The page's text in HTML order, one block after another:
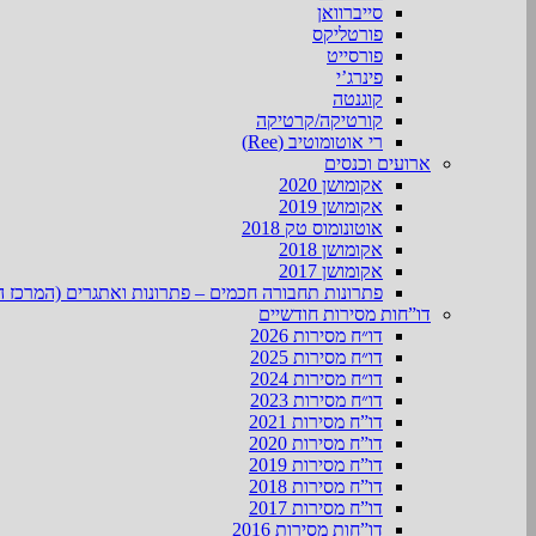
סייברוואן
פורטליקס
פורסייט
פינרג’י
קוגנטה
קורטיקה/קרטיקה
רי אוטומוטיב (Ree)
ארועים וכנסים
אקומושן 2020
אקומושן 2019
אוטונומוס טק 2018
אקומושן 2018
אקומושן 2017
פתרונות תחבורה חכמים – פתרונות ואתגרים (המרכז
דו”חות מסירות חודשיים
דו״ח מסירות 2026
דו״ח מסירות 2025
דו״ח מסירות 2024
דו״ח מסירות 2023
דו”ח מסירות 2021
דו”ח מסירות 2020
דו”ח מסירות 2019
דו”ח מסירות 2018
דו”ח מסירות 2017
דו”חות מסירות 2016